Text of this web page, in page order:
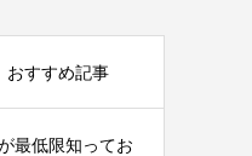
おすすめ記事
最低限知ってお